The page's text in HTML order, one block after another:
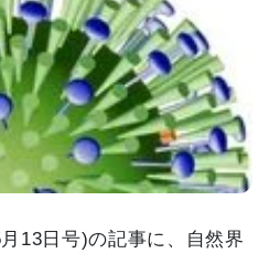
13日号)の記事に、自然界